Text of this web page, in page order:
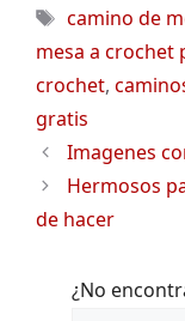
Etiquetas
camino de
mesa a crochet
crochet,
gratis
Imagenes
Hermosos
de hacer
¿No